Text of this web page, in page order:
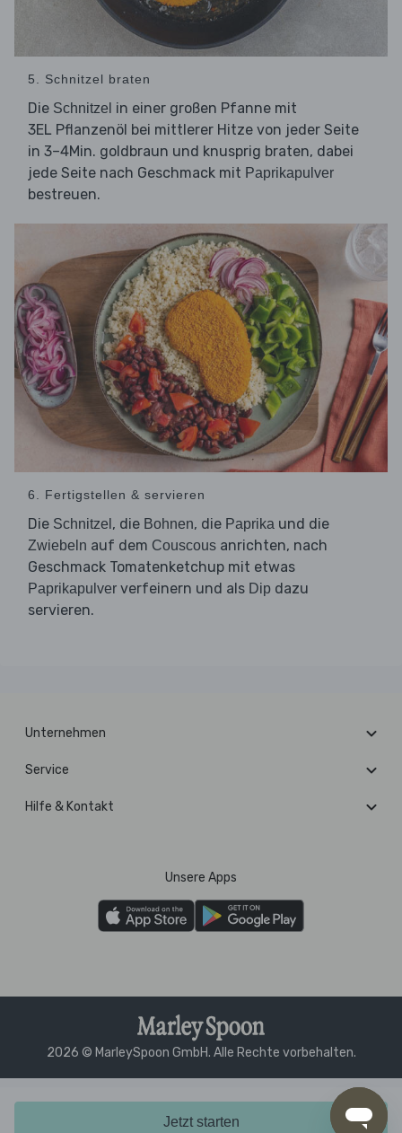
Jetzt starten
5. Schnitzel braten
Die Schnitzel in einer großen Pfanne mit
3EL Pflanzenöl bei mittlerer Hitze von jeder Seite
in 3–4Min. goldbraun und knusprig braten, dabei
jede Seite nach Geschmack mit Paprikapulver
bestreuen.
6. Fertigstellen & servieren
Die Schnitzel , die Bohnen, die Paprika und die
Zwiebeln auf dem Couscous anrichten, nach
Geschmack Tomatenketchup mit etwas
Paprikapulver verfeinern und als Dip dazu
servieren.
Unternehmen
Service
Hilfe & Kontakt
Unsere Apps
2026 © MarleySpoon GmbH. Alle Rechte vorbehalten.